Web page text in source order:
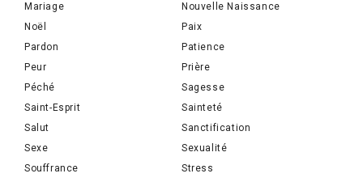
Mariage
Nouvelle Naissance
Noël
Paix
Pardon
Patience
Peur
Prière
Péché
Sagesse
Saint-Esprit
Sainteté
Salut
Sanctification
Sexe
Sexualité
Souffrance
Stress